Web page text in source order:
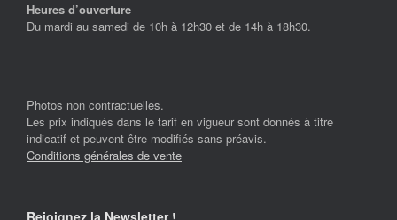
Heures d’ouverture
Du mardi au samedi de 10h à 12h30 et de 14h à 18h30.
Photos non contractuelles.
Les prix indiqués dans le tarif en vigueur sont donnés à titre
indicatif et peuvent être modifiés sans préavis.
Conditions générales de vente
Rejoignez la Newsletter !